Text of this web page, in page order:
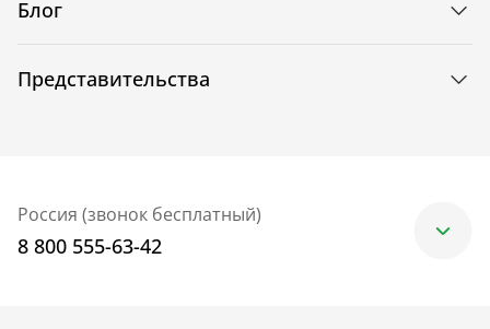
Блог
Представительства
Россия (звонок бесплатный)
8 800 555-63-42